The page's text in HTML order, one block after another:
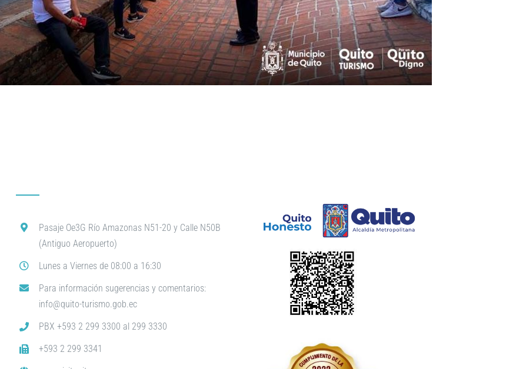
Pasaje Oe3G Río Amazonas N51-20 y Calle N50B
(Antiguo Aeropuerto)
Lunes a Viernes de 08:00 a 16:30
Para información sugerencias y comentarios:
info@quito-turismo.gob.ec
PBX +593 2 299 3300 al 299 3330
+593 2 299 3341